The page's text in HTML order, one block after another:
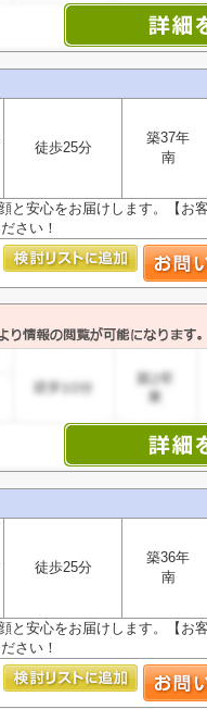
徒歩25分
築37年
南
安心をお届けします。【お
さい！
徒歩25分
築36年
南
安心をお届けします。【お
さい！